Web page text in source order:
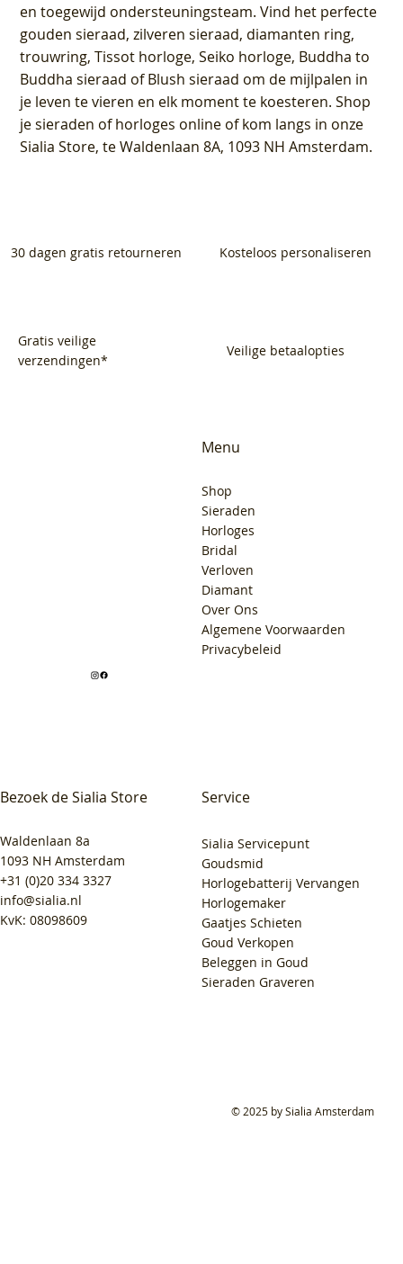
en toegewijd ondersteuningsteam. Vind het perfecte
gouden sieraad, zilveren sieraad, diamanten ring,
trouwring, Tissot horloge, Seiko horloge, Buddha to
Buddha sieraad of Blush sieraad om de mijlpalen in
je leven te vieren en elk moment te koesteren. Shop
je sieraden of horloges online of kom langs in onze
Sialia Store, te Waldenlaan 8A, 1093 NH Amsterdam.
30 dagen gratis retourneren Kosteloos personaliseren
Gratis veilige
verzendingen*
Veilige betaalopties
Bezoek de Sialia Store
Waldenlaan 8a
1093 NH Amsterdam
+31 (0)20 334 3327
info@sialia.nl
KvK: 08098609
Menu
Shop
Sieraden
Horloges
Bridal
Verloven
Diamant
Over Ons
Algemene Voorwaarden
Privacybeleid
Service
Sialia Servicepunt
Goudsmid
Horlogebatterij Vervangen
Horlogemaker
Gaatjes Schieten
Goud Verkopen
Beleggen in Goud
Sieraden Graveren
© 2025 by Sialia Amsterdam